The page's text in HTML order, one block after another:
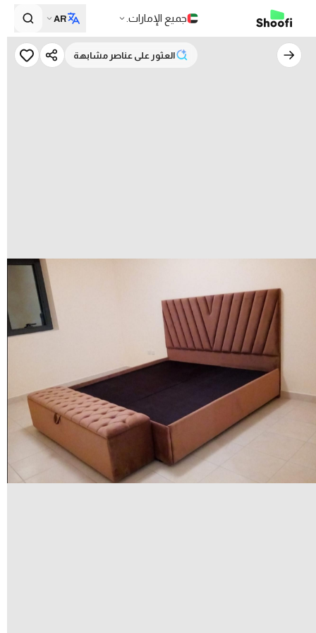
جميع الإمارات. AR
العثور على عناصر مشابهةالعثور على عناصر مشابهة